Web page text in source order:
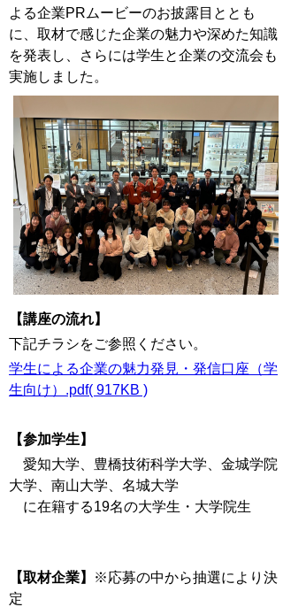
よる企業PRムービーのお披露目ととも
に、取材で感じた企業の魅力や深めた知識
を発表し、さらには学生と企業の交流会も
実施しました。
【講座の流れ】
下記チラシをご参照ください。
学生による企業の魅力発見・発信口座（学
生向け）.pdf( 917KB )
【参加学生】
愛知大学、豊橋技術科学大学、金城学院
大学、南山大学、名城大学
に在籍する19名の大学生・大学院生
【取材企業】
※応募の中から抽選により決
定